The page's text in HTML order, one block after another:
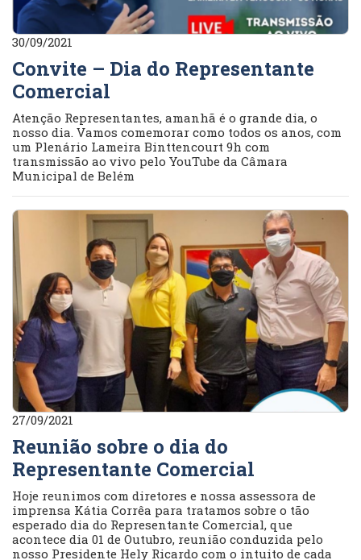
30/09/2021
Convite – Dia do Representante
Comercial
Atenção Representantes, amanhã é o grande dia, o
nosso dia. Vamos comemorar como todos os anos, com
um Plenário Lameira Binttencourt 9h com
transmissão ao vivo pelo YouTube da Câmara
Municipal de Belém
27/09/2021
Reunião sobre o dia do
Representante Comercial
Hoje reunimos com diretores e nossa assessora de
imprensa Kátia Corrêa para tratamos sobre o tão
esperado dia do Representante Comercial, que
acontece dia 01 de Outubro, reunião conduzida pelo
nosso Presidente Hely Ricardo com o intuito de cada